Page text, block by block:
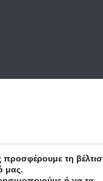
τη
μας.